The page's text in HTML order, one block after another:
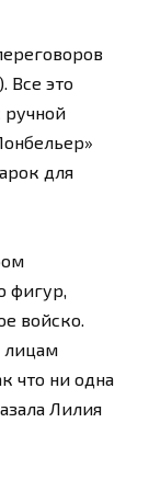
Все это
ручной
для
фигур,
войско.
лицам
что ни одна
Лилия